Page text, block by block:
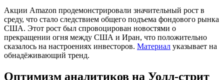
Акции Amazon продемонстрировали значительный рост в
среду, что стало следствием общего подъема фондового рынка
США. Этот рост был спровоцирован новостями о
прекращении огня между США и Иран, что положительно
сказалось на настроениях инвесторов. Материал указывает на
обнадёживающий тренд.
Оптимизм аналитиков на Уолл-стрит